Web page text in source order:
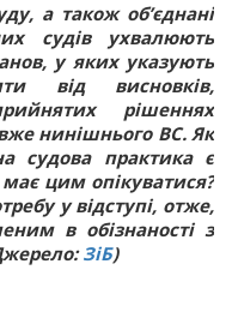
а також об’єднані
судів ухвалюють
у яких указують
від висновків,
рішеннях
нинішнього ВС. Як
судова практика є
цим опікуватися?
у відступі, отже,
в обізнаності з
ЗіБ)